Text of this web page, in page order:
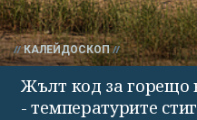
КАЛЕЙДОСКОП
Жълт код за горещо
- температурите